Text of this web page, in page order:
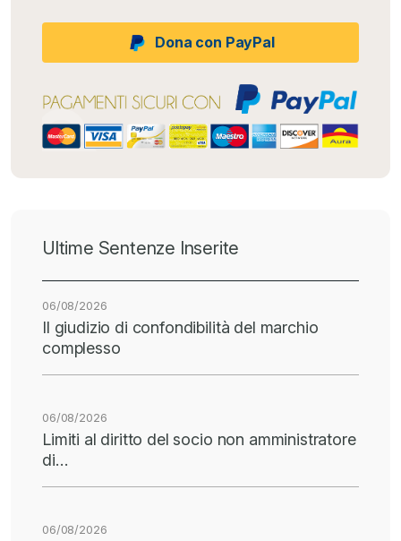
Dona con PayPal
Ultime Sentenze Inserite
06/08/2026
Il giudizio di confondibilità del marchio
complesso
06/08/2026
Limiti al diritto del socio non amministratore
di…
06/08/2026